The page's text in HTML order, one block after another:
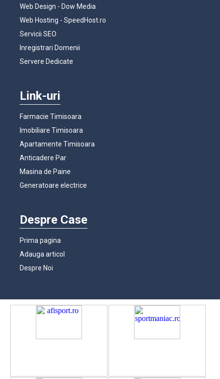
Web Design - Dow Media
Web Hosting - SpeedHost.ro
Servicii SEO
Inregistrari Domenii
Servere Dedicate
Link-uri
Farmacie Timisoara
Imobiliare Timisoara
Apartamente Timisoara
Anticadere Par
Masina de Paine
Generatoare electrice
Despre Case
Prima pagina
Adauga articol
Despre Noi